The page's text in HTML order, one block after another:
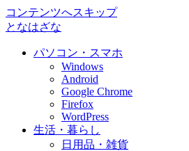
コンテンツへスキップ
となはざな
パソコン・スマホ
Windows
Android
Google Chrome
Firefox
WordPress
生活・暮らし
日用品・雑貨